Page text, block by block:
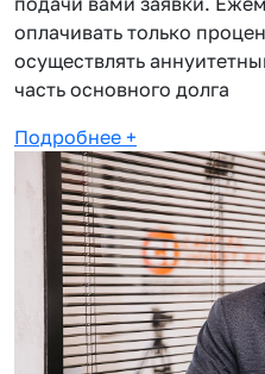
оплачивать только
осуществлять
часть основного долга
Подробнее +